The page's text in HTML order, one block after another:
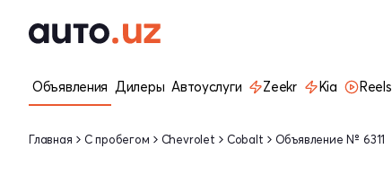
Объявления Дилеры Автоуслуги Zeekr Kia Reels
Главная С пробегом Chevrolet Cobalt Объявление № 6311